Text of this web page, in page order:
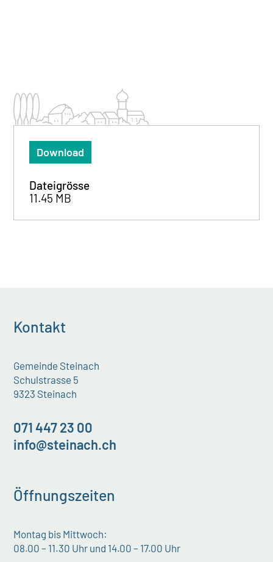
Download
Dateigrösse
11.45 MB
Kontakt
Gemeinde Steinach
Schulstrasse 5
9323 Steinach
071 447 23 00
info@steinach.ch
Öffnungszeiten
Montag bis Mittwoch:
08.00 – 11.30 Uhr und 14.00 – 17.00 Uhr